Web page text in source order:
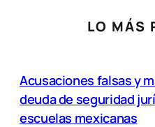
LO MÁS
Acusaciones falsas y
deuda de seguridad
escuelas mexicanas